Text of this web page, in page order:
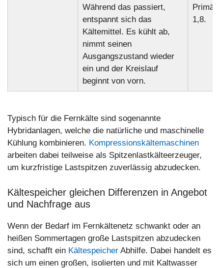
Während das passiert,
entspannt sich das
Kältemittel. Es kühlt ab,
nimmt seinen
Ausgangszustand wieder
ein und der Kreislauf
beginnt von vorn.
1,8.
Typisch für die Fernkälte sind sogenannte
Hybridanlagen, welche die natürliche und maschinelle
Kühlung kombinieren. Kompressionskältemaschinen
arbeiten dabei teilweise als Spitzenlastkälteerzeuger,
um kurzfristige Lastspitzen zuverlässig abzudecken.
Kältespeicher gleichen Differenzen in Angebot
und Nachfrage aus
Wenn der Bedarf im Fernkältenetz schwankt oder an
heißen Sommertagen große Lastspitzen abzudecken
sind, schafft ein Kältespeicher Abhilfe. Dabei handelt es
sich um einen großen, isolierten und mit Kaltwasser